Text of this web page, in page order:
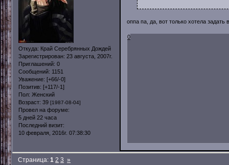
Откуда: Край Серебрянных Дождей
Зарегистрирован: 23 августа, 2007г.
Приглашений: 0
Сообщений: 1151
Уважение: [+66/-0]
Позитив: [+117/-1]
Пол: Женский
Возраст: 39 [1987-08-04]
Провел на форуме:
5 дней 22 часа
Последний визит:
10 февраля, 2016г. 07:38:30
оппа па, да, вот только хотела
0
Страница:1 2 3 »